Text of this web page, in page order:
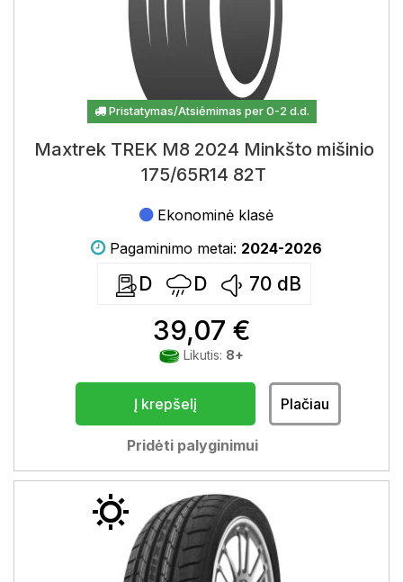
Pristatymas/Atsiėmimas per 0-2 d.d.
Maxtrek TREK M8 2024 Minkšto mišinio
175/65R14 82T
Ekonominė klasė
Pagaminimo metai: 2024-2026
D D 70 dB
39,07 €
Likutis: 8+
Į krepšelį Plačiau
Pridėti palyginimui